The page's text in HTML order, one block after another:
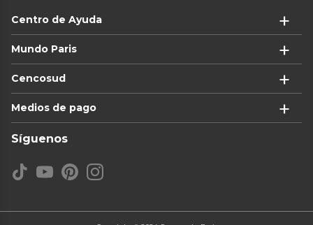
Centro de Ayuda
Mundo Paris
Cencosud
Medios de pago
Síguenos